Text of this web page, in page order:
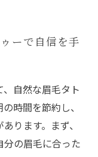
ーで自信を手
自然な眉毛タト
時間を節約し、
ります。まず、
分の眉毛に合った